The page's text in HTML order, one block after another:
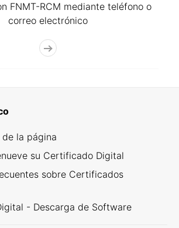
FNMT-RCM mediante teléfono o
correo electrónico
la página
su Certificado Digital
sobre Certificados
- Descarga de Software